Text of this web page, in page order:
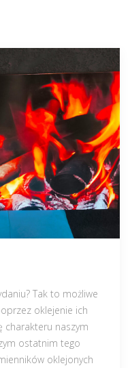
Tak to możliwe
oklejenie ich
charakteru naszym
ostatnim tego
oklejonych